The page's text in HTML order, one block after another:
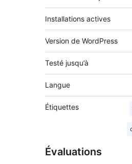
Installations actives
Version de WordPress
Testé jusqu’à
Langue
Étiquettes
Évaluations